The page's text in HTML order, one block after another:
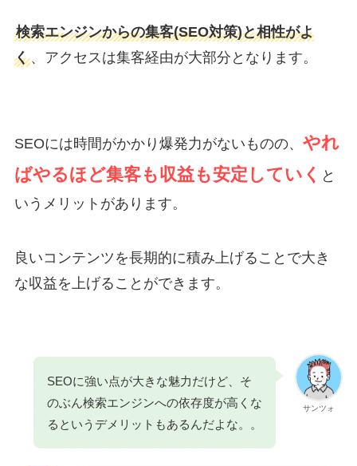
検索エンジンからの集客(SEO対策)と相性がよ
く、アクセスは集客経由が大部分となります。
SEOには時間がかかり爆発力がないものの、 やれ
ばやるほど集客も収益も安定していく と
いうメリットがあります。
良いコンテンツを長期的に積み上げることで大き
な収益を上げることができます。
サンツォ
SEOに強い点が大きな魅力だけど、そ
のぶん検索エンジンへの依存度が高くな
るというデメリットもあるんだよな。。